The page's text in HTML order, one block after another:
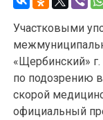
Участковыми
«Щербинский»
по подозрению
скорой
официальный